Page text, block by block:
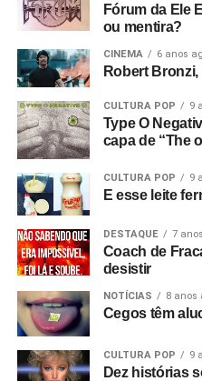
Hoobastank em Belo
Data: 2/11, segunda-feira
Local: Mister Rock
Horizonte/MG
Artista convidada: Aléxia
Ingressoaqui
Hoobastank em Curitiba/
Data: 4/11, quarta-feira
Local: Tork n’ Roll
Endereço: Avenida
Artista convidada: Aléxia
Ingressoaqui
Hoobastank em
Fórum da Ele
ou mentira?
CINEMA 6 anos
Robert
CULTURA POP 9
Type O
capa de “The
CULTURA POP 9
E esse leite
DESTAQUE 7
Coach de
desistir
NOTÍCIAS 8 anos
Cegos têm
CULTURA POP 9
Dez histórias